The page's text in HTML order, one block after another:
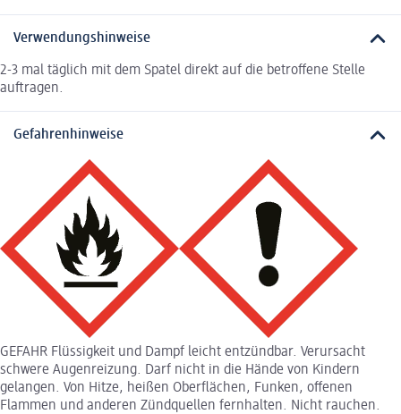
Verwendungshinweise
2-3 mal täglich mit dem Spatel direkt auf die betroffene Stelle
auftragen.
Gefahrenhinweise
GEFAHR Flüssigkeit und Dampf leicht entzündbar. Verursacht
schwere Augenreizung. Darf nicht in die Hände von Kindern
gelangen. Von Hitze, heißen Oberflächen, Funken, offenen
Flammen und anderen Zündquellen fernhalten. Nicht rauchen.